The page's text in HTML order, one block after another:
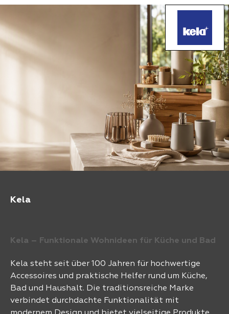
Kela
Kela – Funktionale Wohnideen für Küche und Bad
Kela steht seit über 100 Jahren für hochwertige
Accessoires und praktische Helfer rund um Küche,
Bad und Haushalt. Die traditionsreiche Marke
verbindet durchdachte Funktionalität mit